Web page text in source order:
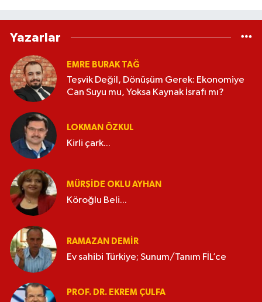
Yazarlar
EMRE BURAK TAĞ
Teşvik Değil, Dönüşüm Gerek: Ekonomiye
Can Suyu mu, Yoksa Kaynak İsrafı mı?
LOKMAN ÖZKUL
Kirli çark...
MÜRŞIDE OKLU AYHAN
Köroğlu Beli...
RAMAZAN DEMİR
Ev sahibi Türkiye; Sunum/Tanım FİL’ce
PROF. DR. EKREM ÇULFA